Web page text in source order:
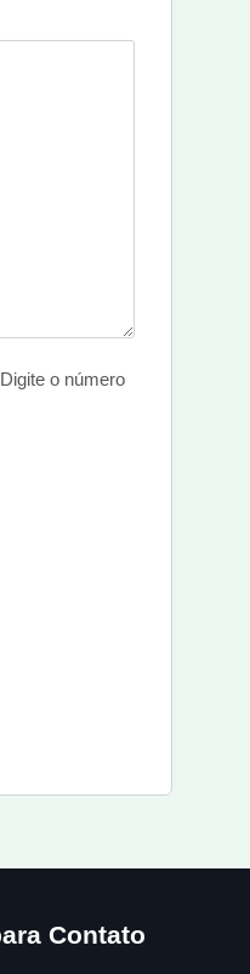
o número
Contato